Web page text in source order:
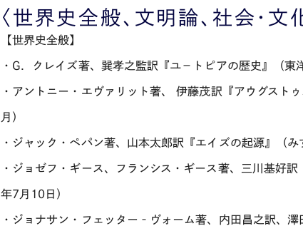
〈世界史全般、文明論、社会・文
【世界史全般】
・G．クレイズ著、巽孝之監訳『ユ－トピアの歴史』（東
・アントニー・エヴァリット著、 伊藤茂訳『アウグス
月）
・ジャック・ペパン著、山本太郎訳『エイズの起源』（
・ジョゼフ・ギース、フランシス・ギース著、三川基好
年7月10日）
・ジョナサン・フェッター‐ヴォーム著、内田昌之訳、